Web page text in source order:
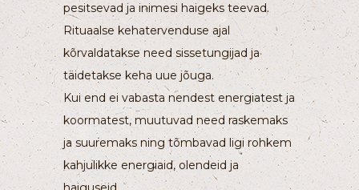
pesitsevad ja inimesi haigeks teevad.
Rituaalse kehatervenduse ajal
kõrvaldatakse need sissetungijad ja
täidetakse keha uue jõuga.
Kui end ei vabasta nendest energiatest ja
koormatest, muutuvad need raskemaks
ja suuremaks ning tõmbavad ligi rohkem
kahjulikke energiaid, olendeid ja